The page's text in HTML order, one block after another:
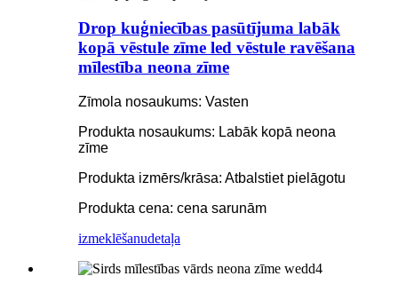
Drop kuģniecības pasūtījuma labāk
kopā vēstule zīme led vēstule ravēšana
mīlestība neona zīme
Zīmola nosaukums: Vasten
Produkta nosaukums: Labāk kopā neona
zīme
Produkta izmērs/krāsa: Atbalstiet pielāgotu
Produkta cena: cena sarunām
izmeklēšanudetaļa